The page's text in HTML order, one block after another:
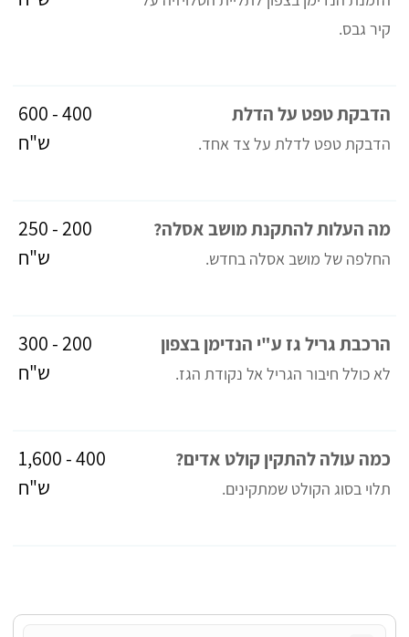
קיר גבס.
הדבקת טפט על הדלת
הדבקת טפט לדלת על צד אחד.
400 - 600
ש"ח
מה העלות להתקנת מושב אסלה?
החלפה של מושב אסלה בחדש.
200 - 250
ש"ח
הרכבת גריל גז ע"י הנדימן בצפון
לא כולל חיבור הגריל אל נקודת הגז.
200 - 300
ש"ח
כמה עולה להתקין קולט אדים?
תלוי בסוג הקולט שמתקינים.
400 - 1,600
ש"ח